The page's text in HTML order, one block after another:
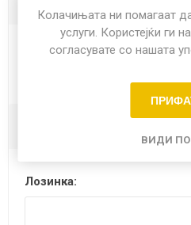
Билтен
Лозинка:
Колачињата ни помагаат
услуги. Користејќи ги
согласувате со нашата
ВИДИ